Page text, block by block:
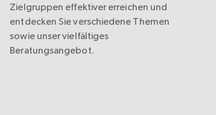
Zielgruppen effektiver erreichen und
entdecken Sie verschiedene Themen
sowie unser vielfältiges
Beratungsangebot.